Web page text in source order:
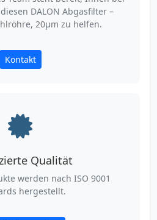
DALON Abgasfilter –
20µm zu helfen.
Kontakt
Qualität
werden nach ISO 9001
hergestellt.